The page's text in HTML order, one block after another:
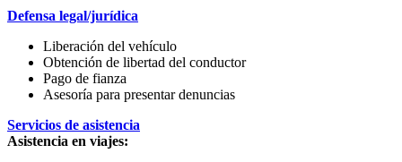
Defensa legal/jurídica
Liberación del vehículo
Obtención de libertad del conductor
Pago de fianza
Asesoría para presentar denuncias
Servicios de asistencia
Asistencia en viajes: